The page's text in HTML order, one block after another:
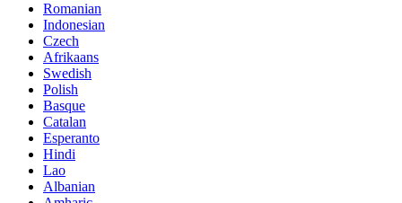
Romanian
Indonesian
Czech
Afrikaans
Swedish
Polish
Basque
Catalan
Esperanto
Hindi
Lao
Albanian